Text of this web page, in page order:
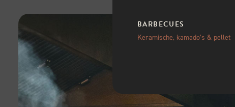
BARBECUES
Keramische, kamado’s & pellet